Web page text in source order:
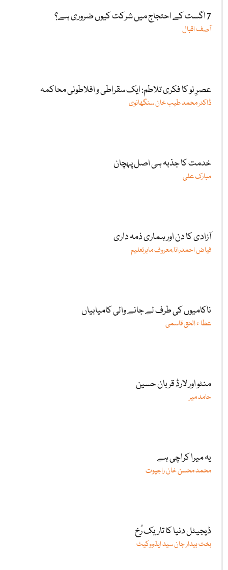
7 اگست کے احتجاج میں شرکت کیوں ضروری ہے؟
آصف اقبال
عصرِ نو کا فکری تلاطم: ایک سقراطی و افلاطونی محاکمہ
ڈاکٹر محمد طیب خان سنگھانوی
خدمت کا جذبہ ہی اصل پہچان
مبارک علی
آزادی کا دن اور ہماری ذمہ داری
فیاض احمدرانا،معروف ماہرتعلیم
ناکامیوں کی طرف لے جانے والی کامیابیاں
عطا ء الحق قاسمی
منٹو اور لارڈ قربان حسین
حامد میر
یہ میرا کراچی ہے
محمد محسن خان راجپوت
ڈیجیٹل دنیا کا تاریک رُخ
بخت بیدار جان سید ایڈووکیٹ